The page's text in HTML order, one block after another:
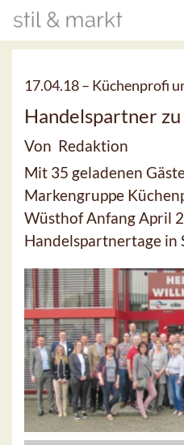
17.04.18 – Küchenprofi
Handelspartner
Von Redaktion
Mit 35 geladenen
Markengruppe
Wüsthof Anfang April
Handelspartnertage in